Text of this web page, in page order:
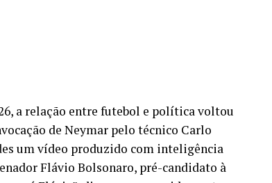
a relação entre futebol e política voltou
de Neymar pelo técnico Carlo
um vídeo produzido com inteligência
Flávio Bolsonaro, pré-candidato à